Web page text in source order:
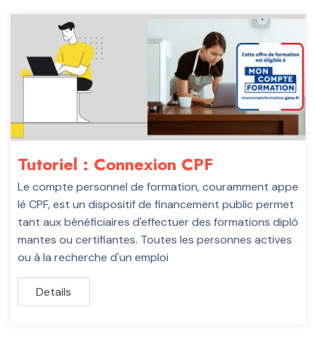
Tutoriel : Connexion CPF
Le compte personnel de formation, couramment appe
lé CPF, est un dispositif de financement public permet
tant aux bénéficiaires d'effectuer des formations diplô
mantes ou certifiantes. Toutes les personnes actives
ou à la recherche d'un emploi
Details